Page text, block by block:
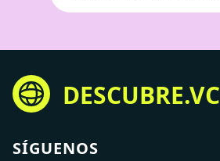
DESCUBRE.VC
SÍGUENOS